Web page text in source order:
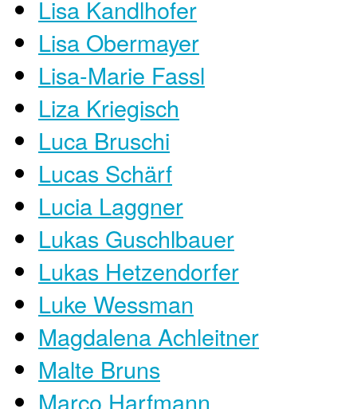
Lisa Kandlhofer
Lisa Obermayer
Lisa-Marie Fassl
Liza Kriegisch
Luca Bruschi
Lucas Schärf
Lucia Laggner
Lukas Guschlbauer
Lukas Hetzendorfer
Luke Wessman
Magdalena Achleitner
Malte Bruns
Marco Harfmann